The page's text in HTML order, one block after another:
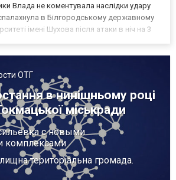
Влада не коментувала наслідки удару
в Білгородському державному
імені Шухова після атаки в ніч на 3
ОТГ
в нинішньому році
міськради
с новыми
комплексами
територіальна громада.